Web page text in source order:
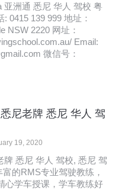
亚洲通 悉尼 华人 驾校 粤
0415 139 999 地址：
NSW 2220 网址：
Email:
微信号：
尼老牌 悉尼 华人 驾
19, 2020
牌 悉尼 华人 驾校, 悉尼 驾
的RMS专业驾驶教练，
心学车授课，学车教练好